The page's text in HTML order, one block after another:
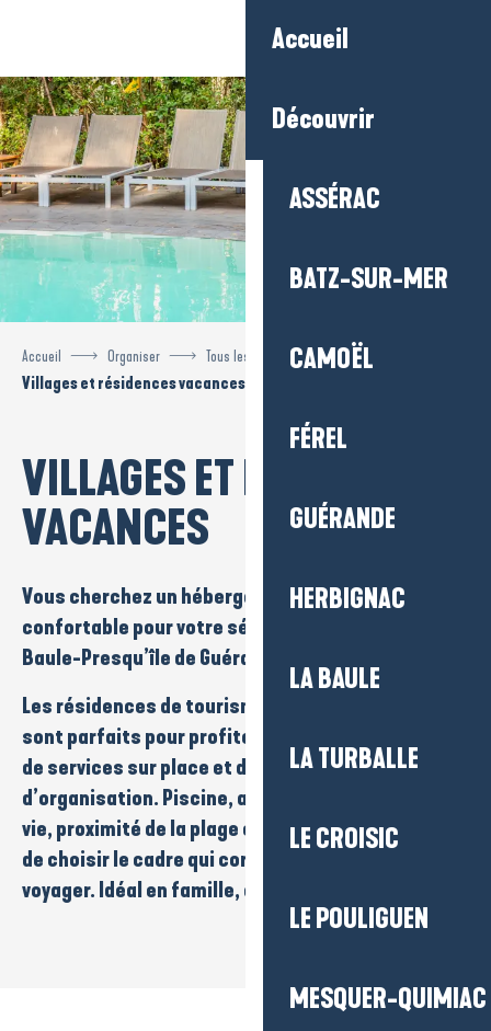
principal
Accueil
Découvrir
ASSÉRAC
BATZ-SUR-MER
CAMOËL
FÉREL
GUÉRANDE
HERBIGNAC
LA BAULE
LA TURBALLE
LE CROISIC
LE POULIGUEN
MESQUER-QUIMIAC
Accueil Organiser
Tous les hébergements
Villages et résidences vacances
VILLAGES ET RÉSIDENCES
VACANCES
Vous cherchez un hébergement pratique et
confortable pour votre séjour sur la destination La
Baule-Presqu’île de Guérande ?
Les résidences de tourisme
sont parfaits pour profiter d’un logement équipé,
de services sur place et d’une vraie liberté
d’organisation. Piscine, animations
vie, proximité de la plage ou de la nature… à vous
de choisir le cadre qui correspond à votre façon de
voyager. Idéal en famille, entre amis ou en duo.